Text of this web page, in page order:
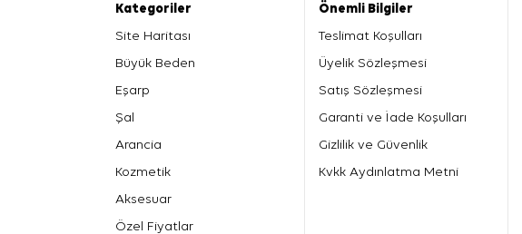
Kategoriler
Site Haritası
Büyük Beden
Eşarp
Şal
Arancia
Kozmetik
Aksesuar
Özel Fiyatlar
Önemli Bilgiler
Teslimat Koşulları
Üyelik Sözleşmesi
Satış Sözleşmesi
Garanti ve İade Koşulları
Gizlilik ve Güvenlik
Kvkk Aydınlatma Metni